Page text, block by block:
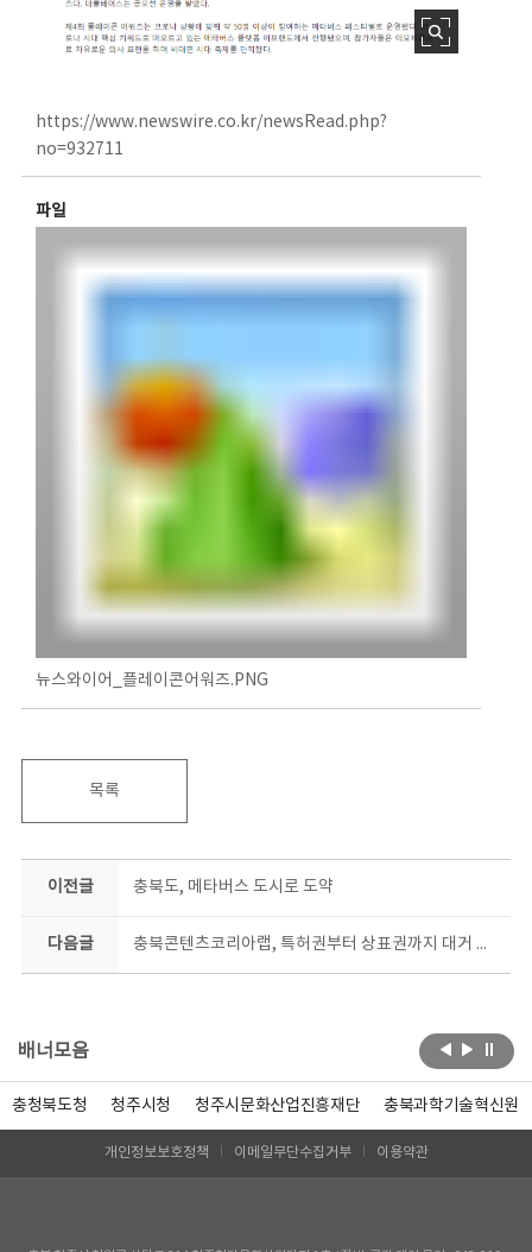
https://www.newswire.co.kr/newsRead.php?
no=932711
파일
뉴스와이어_플레이콘어워즈.PNG
목록
이전글 충북도, 메타버스 도시로 도약
다음글 충북콘텐츠코리아랩, 특허권부터 상표권까지 대거 출원
배너모음
충청북도청 청주시청 청주시문화산업진흥재단 충북과학기술혁신원
개인정보보호정책 이메일무단수집거부 이용약관